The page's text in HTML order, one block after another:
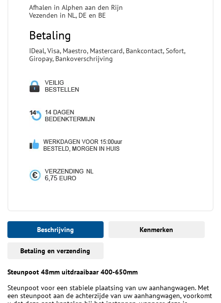
Afhalen in Alphen aan den Rijn
Vezenden in NL, DE en BE
Betaling
IDeal, Visa, Maestro, Mastercard, Bankcontact, Sofort,
Giropay, Bankoverschrijving
Beschrijving Kenmerken
Betaling en verzending
Steunpoot 48mm uitdraaibaar 400-650mm
Steunpoot voor een stabiele plaatsing van uw aanhangwagen. Met
een steunpoot aan de achterzijde van uw aanhangwagen, voorkomt